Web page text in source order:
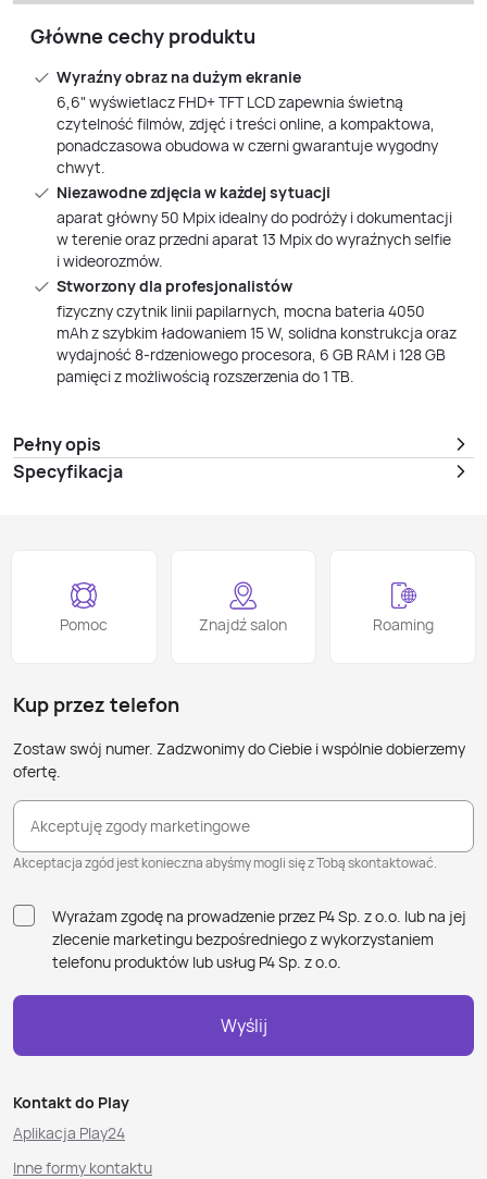
Główne cechy produktu
Wyraźny obraz na dużym ekranie
6,6" wyświetlacz FHD+ TFT LCD zapewnia świetną
czytelność filmów, zdjęć i treści online, a kompaktowa,
ponadczasowa obudowa w czerni gwarantuje wygodny
chwyt.
Niezawodne zdjęcia w każdej sytuacji
aparat główny 50 Mpix idealny do podróży i dokumentacji
w terenie oraz przedni aparat 13 Mpix do wyraźnych selfie
i wideorozmów.
Stworzony dla profesjonalistów
fizyczny czytnik linii papilarnych, mocna bateria 4050
mAh z szybkim ładowaniem 15 W, solidna konstrukcja oraz
wydajność 8‑rdzeniowego procesora, 6 GB RAM i 128 GB
pamięci z możliwością rozszerzenia do 1 TB.
Pełny opis
Specyfikacja
Pomoc Znajdź salon Roaming
Kup przez telefon
Zostaw swój numer. Zadzwonimy do Ciebie i wspólnie dobierzemy
ofertę.
Akceptuję zgody marketingowe
Akceptacja zgód jest konieczna abyśmy mogli się z Tobą skontaktować.
Wyrażam zgodę na prowadzenie przez P4 Sp. z o.o. lub na jej
zlecenie marketingu bezpośredniego z wykorzystaniem
telefonu produktów lub usług P4 Sp. z o.o.
Wyślij
Kontakt do Play
Aplikacja Play24
Inne formy kontaktu